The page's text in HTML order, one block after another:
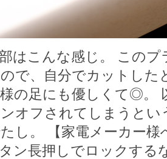
はこんな感じ。 この
で、自分でカットし
の足にも優しくて◎。
オフされてしまうと
し。 【家電メーカー
ン長押しでロックする